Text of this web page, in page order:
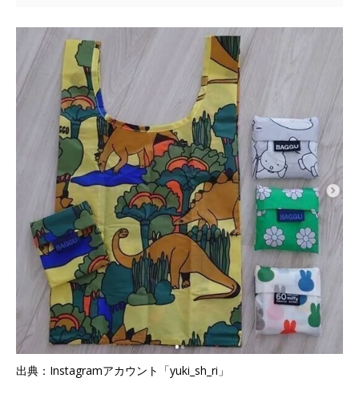
出典：Instagramアカウント「yuki_sh_ri」